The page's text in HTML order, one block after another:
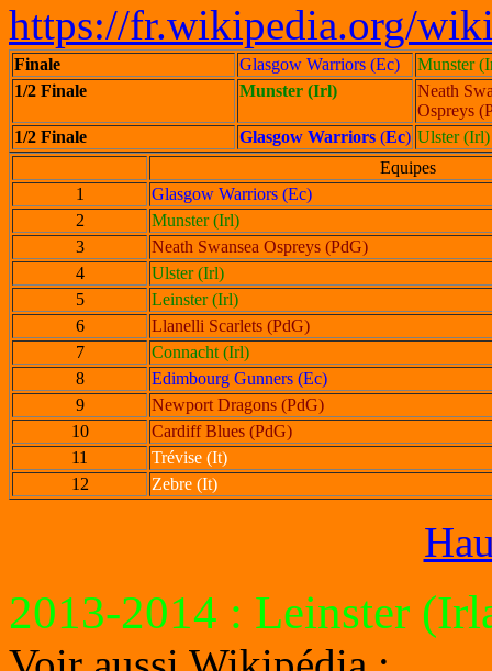
https://fr.wikipedia.org/
Finale Glasgow Warriors (Ec)
Munster
1/2 Finale
Munster (Irl)
Neath
Ospreys
1/2 Finale
Glasgow Warriors (Ec) Ulster (Irl)
Equipes
1
Glasgow Warriors (Ec)
2
Munster (Irl)
3
Neath Swansea Ospreys (PdG)
4
Ulster (Irl)
5
Leinster (Irl)
6
Llanelli Scarlets (PdG)
7
Connacht (Irl)
8
Edimbourg Gunners (Ec)
9
Newport Dragons (PdG)
10
Cardiff Blues (PdG)
11
Trévise (It)
12
Zebre (It)
2013-2014 : Leinster